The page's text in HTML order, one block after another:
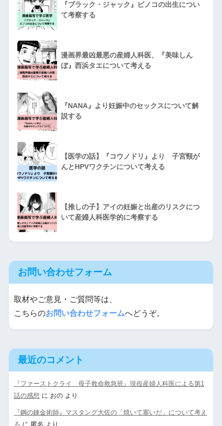
『ブラック・ジャック』ピノコの出生につい
て考察する
漫画界最凶最悪の産婦人科医、『美味しん
ぼ』西浜タエについて考える
『NANA』より妊娠中のセックスについて解
説する
【医学の話】『コウノドリ』より 子宮頸が
んとHPVワクチンについて考える
【推しの子】アイの妊娠と出産のリスクにつ
いて産婦人科医学的に考察する
お問い合わせフォーム
取材やご意見・ご質問等は、
こちらのお問い合わせフォームへどうぞ。
最近のコメント
『ファーストクライ 母子救命救急班』現役産婦人科医による第1
話の感想 に おのより
『鋼の錬金術師』マスタング大佐の「焼いて塞いだ」について考え
る に 匿名 より